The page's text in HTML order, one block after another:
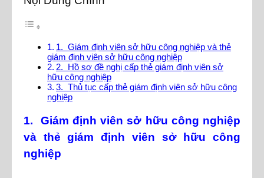
1. Giám định viên sở hữu công nghiệp và thẻ
giám định viên sở hữu công nghiệp
2. Hồ sơ đề nghị cấp thẻ giám định viên sở
hữu công nghiệp
3. Thủ tục cấp thẻ giám định viên sở hữu công
nghiệp
1. Giám định viên sở hữu công nghiệp
và thẻ giám định viên sở hữu công
nghiệp